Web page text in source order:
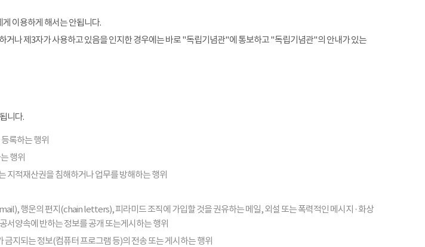
이용하게 해서는 안됩니다.
거나 제3자가 사용하고 있음을 인지한 경우에는 바로 "독립기념관"에 통보하고 "독립기념관"의 안내가 있는
니다.
록하는 행위
행위
지적재산권을 침해하거나 업무를 방해하는 행위
행운의 편지(chain letters), 피라미드 조직에 가입할 것을 권유하는 메일, 외설 또는 폭력적인 메시지 · 화상
서양속에 반하는 정보를 공개 또는게시하는 행위
금지되는 정보(컴퓨터 프로그램 등)의 전송 또는 게시하는 행위